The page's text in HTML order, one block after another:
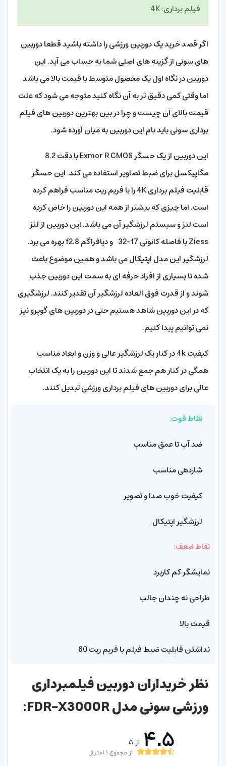
فیلم برداری: 4K
اگر قصد خرید یک دوربین ورزشی را داشته باشید قطعا دوربین
های سونی از گزینه های اصلی شما به حساب می آید. این
دوربین در نگاه اول یک محصول متوسط با قیمت بالا می باشد
اما وقتی کمی دقیق تر به آن نگاه کنید متوجه می شود که علت
قیمت بالای آن چیست و چرا در بین بهترین دوربین های فیلم
برداری سونی باید نام این دوربین به میان آورده شود.
این دوربین از یک حسگر Exmor R CMOS با دقت 8.2
مگاپیکسل برای ضبط تصاویر استفاده می کند. این حسگر
قابلیت فیلم برداری 4K را با فریم ریت مناسب فراهم کرده
است. اما چیزی که بیشتر از همه این دوربین را خاص کرده
است لنز و سیستم لرزشگیر آن می باشد. این دوربین از لنز
Ziess با فاصله کانونی 17-32 و دیافراگم f2.8 بهره می برد.
لرزشگیر این مدل اپتیکال می باشد و همین موضوع باعث
شده تا بسیاری از افراد حرفه ای به سمت این دوربین جذب
شوند و از قدرت فوق العاده لرزشگیر آن تقدیر کنند. لرزشگیری
که در این دوربین شاهد هستیم حتی در دوربین های گوپرو نیز
نمی توانیم پیدا کنیم.
کیفیت 4k در کنار یک لرزشگیر عالی و وزن و ابعاد مناسب
همگی در کنار هم جمع شدند تا این دوربین را به یک انتخاب
عالی برای دوربین های فیلم برداری ورزشی تبدیل کنند.
نقاط قوت:
ضد آب تا عمق مناسب
شاردهی مناسب
کیفیت خوب صدا و تصویر
لرزشگیر اپتیکال
نقاط ضعف:
نمایشگر کم کاربرد
طراحی نه چندان جالب
قیمت بالا
نداشتن قابلیت ضبط فیلم با فریم ریت 60
نظر خریداران دوربین فیلمبرداری
ورزشی سونی مدل FDR-X3000R: